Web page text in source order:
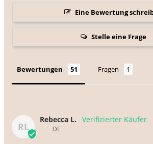
Eine Bewertung
Stelle eine Frage
Bewertungen Fragen
RL
Rebecca L.
DE